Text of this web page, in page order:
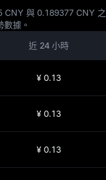
與 0.189377 CNY
據。
近 24 小時
¥ 0.13
¥ 0.13
¥ 0.13